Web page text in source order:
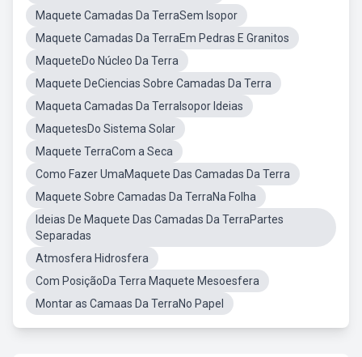
Maquete Camadas Da TerraSem Isopor
Maquete Camadas Da TerraEm Pedras E Granitos
MaqueteDo Núcleo Da Terra
Maquete DeCiencias Sobre Camadas Da Terra
Maqueta Camadas Da TerraIsopor Ideias
MaquetesDo Sistema Solar
Maquete TerraCom a Seca
Como Fazer UmaMaquete Das Camadas Da Terra
Maquete Sobre Camadas Da TerraNa Folha
Ideias De Maquete Das Camadas Da TerraPartes
Separadas
Atmosfera Hidrosfera
Com PosiçãoDa Terra Maquete Mesoesfera
Montar as Camaas Da TerraNo Papel